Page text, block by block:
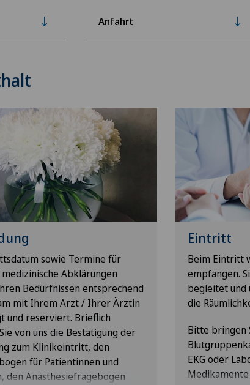
Anfahrt
sowie Termine für
Abklärungen
Bedürfnissen entsprechend
mit Ihrem Arzt / Ihrer Ärztin
und reserviert. Brieflich
von uns die Bestätigung der
zum Klinikeintritt, den
für Patientinnen und
den Anästhesiefragebogen
Eintritt
Beim Eintritt
empfangen.
begleitet und
die
Bitte bringen
EKG oder